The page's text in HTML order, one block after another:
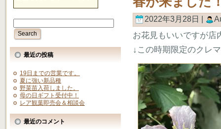
最近の投稿
19日までの営業です。
夏に強い新品種
野菜苗入荷しました。
母の日ギフト受付中！
レア観葉即売会＆相談会
最近のコメント
2022年3月28日 |
お花見もいいですが店
↓この時期限定のクレ